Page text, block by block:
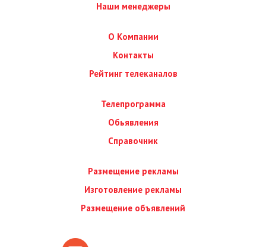
Наши менеджеры
О Компании
Контакты
Рейтинг телеканалов
Телепрограмма
Обьявления
Справочник
Размещение рекламы
Изготовление рекламы
Размещение объявлений